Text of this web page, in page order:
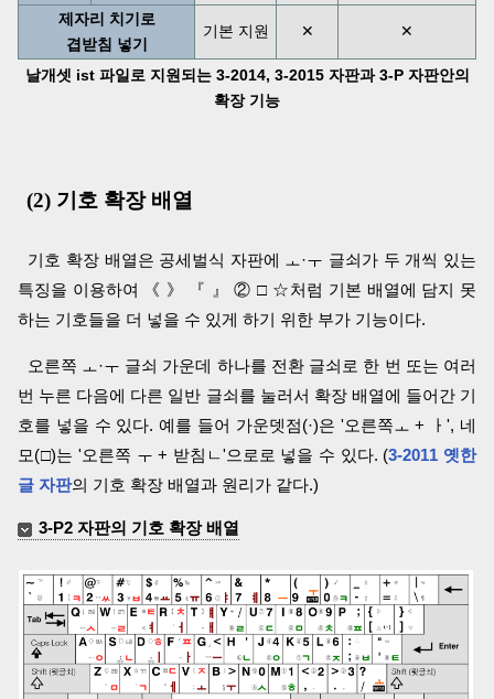
날개셋 ist 파일로 지원되는 3-2014, 3-2015 자판과 3-P 자판안의
확장 기능
제자리 치기로
겹받침 넣기
기본 지원 ✕ ✕
(2) 기호 확장 배열
기호 확장 배열은 공세벌식 자판에 ㅗ·ㅜ 글쇠가 두 개씩 있는
특징을 이용하여 《 》 『 』 ② □ ☆처럼 기본 배열에 담지 못
하는 기호들을 더 넣을 수 있게 하기 위한 부가 기능이다.
오른쪽 ㅗ·ㅜ 글쇠 가운데 하나를 전환 글쇠로 한 번 또는 여러
번 누른 다음에 다른 일반 글쇠를 눌러서 확장 배열에 들어간 기
호를 넣을 수 있다. 예를 들어 가운뎃점(·)은 '오른쪽ㅗ + ㅏ', 네
모(□)는 '오른쪽 ㅜ + 받침ㄴ'으로로 넣을 수 있다. (3-2011 옛한
글 자판의 기호 확장 배열과 원리가 같다.)
3-P2 자판의 기호 확장 배열